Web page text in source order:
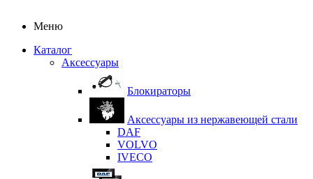
Меню
Каталог
Аксессуары
Блокираторы
Аксессуары из нержавеющей стали
DAF
VOLVO
IVECO